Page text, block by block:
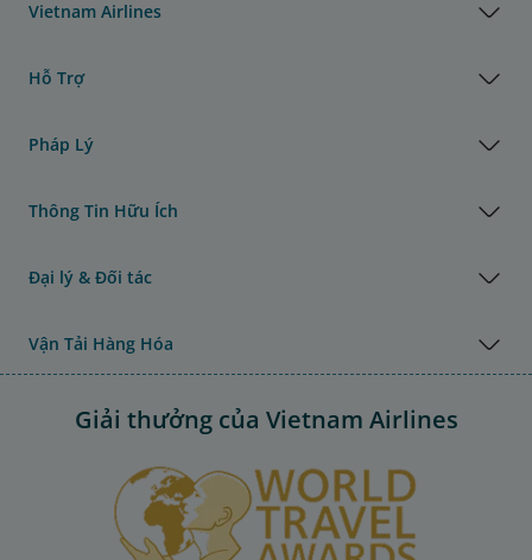
Vietnam Airlines
Hỗ Trợ
Pháp Lý
Thông Tin Hữu Ích
Đại lý & Đối tác
Vận Tải Hàng Hóa
Giải thưởng của Vietnam Airlines